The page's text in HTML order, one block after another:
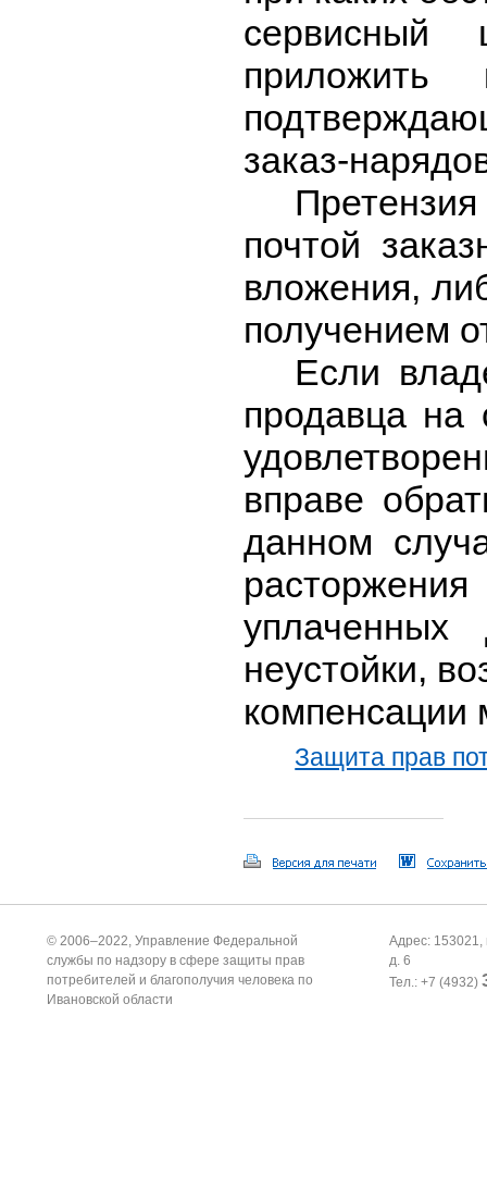
сервисный
заказ-
почтой
вложения,
получением
Если
продавца на
вправе
данном
неустойки,
компенсации
Защита прав
© 2006–2022, Управление Федеральной
службы по надзору в сфере защиты прав
потребителей и благополучия человека по
Ивановской области
Адрес: 153021,
д. 6
Тел.: +7 (4932)